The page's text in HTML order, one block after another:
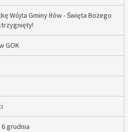
Wójta Gminy Iłów - Święta Bożego
GOK
6 grudnia